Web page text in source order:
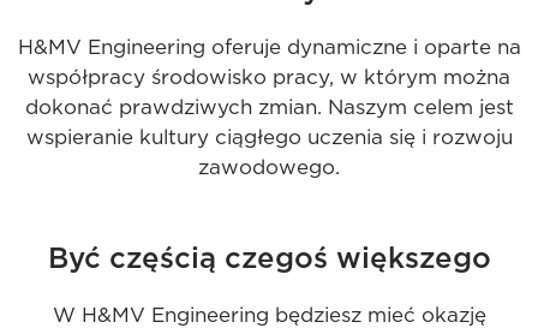
H&MV Engineering oferuje dynamiczne i oparte na
współpracy środowisko pracy, w którym można
dokonać prawdziwych zmian. Naszym celem jest
wspieranie kultury ciągłego uczenia się i rozwoju
zawodowego.
Być częścią czegoś większego
W H&MV Engineering będziesz mieć okazję